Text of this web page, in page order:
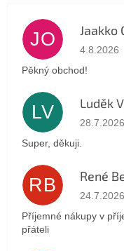
JO Jaakko
Az
4.8.2026
Pěkný obchod!
LV Luděk
Az
28.7.2026
Super, děkuji.
RB René
Az
24.7.2026
Příjemné nákupy v
přáteli